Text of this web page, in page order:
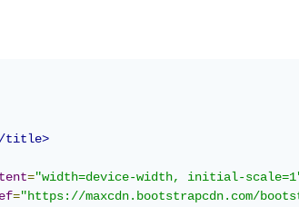
title>
="width=device-width, initial-
="https://maxcdn.bootstrapcdn.com/